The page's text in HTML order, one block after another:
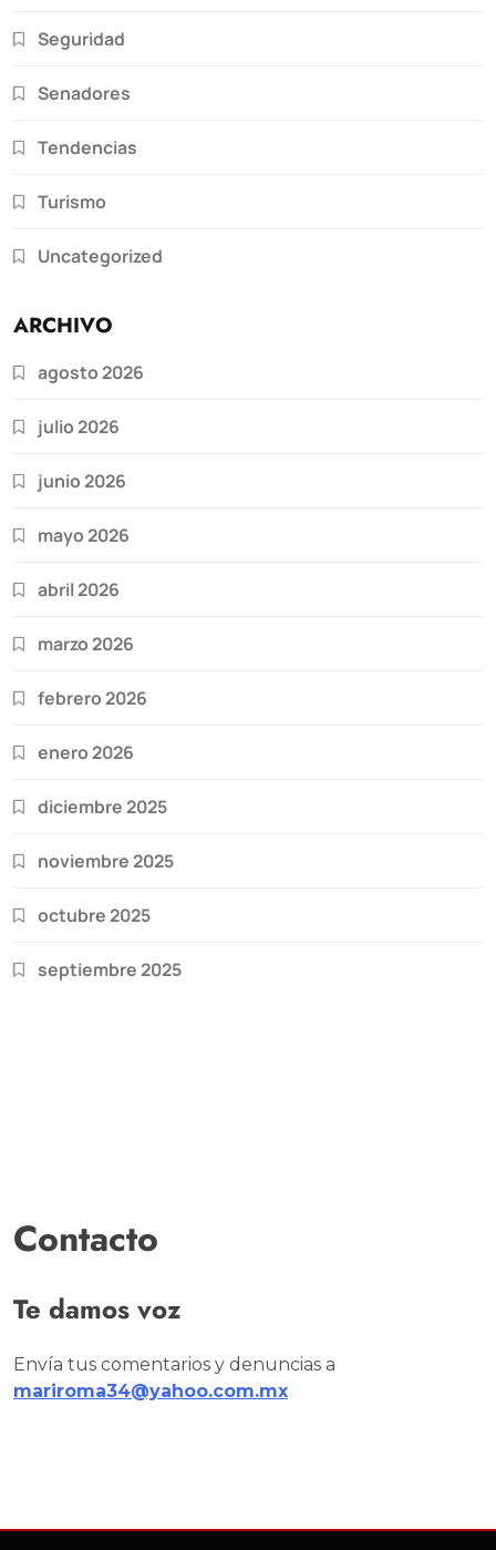
Seguridad
Senadores
Tendencias
Turismo
Uncategorized
ARCHIVO
agosto 2026
julio 2026
junio 2026
mayo 2026
abril 2026
marzo 2026
febrero 2026
enero 2026
diciembre 2025
noviembre 2025
octubre 2025
septiembre 2025
Contacto
Te damos voz
Envía tus comentarios y denuncias a
mariroma34@yahoo.com.mx